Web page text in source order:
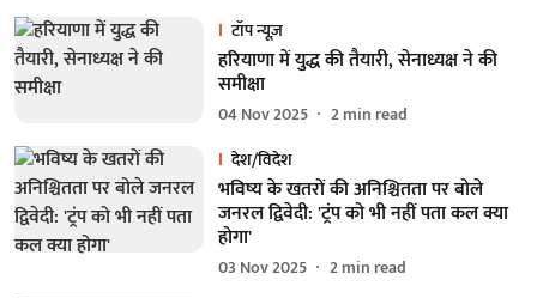
टॉप न्यूज़
हरियाणा में युद्ध की तैयारी, सेनाध्यक्ष ने की
समीक्षा
04 Nov 2025 2min read
देश/विदेश
भविष्य के खतरों की अनिश्चितता पर बोले
जनरल द्विवेदी: 'ट्रंप को भी नहीं पता कल क्या
होगा'
03 Nov 2025 2min read